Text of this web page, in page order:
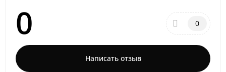
0 0
Написать отзыв